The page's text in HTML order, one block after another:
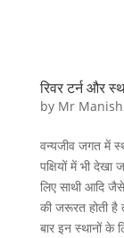
रिवर टर्न और
by Mr
वन्यजीव जगत में
पक्षियों में भी देखा
लिए साथी आदि
की जरूरत होती है
बार इन स्थानों के